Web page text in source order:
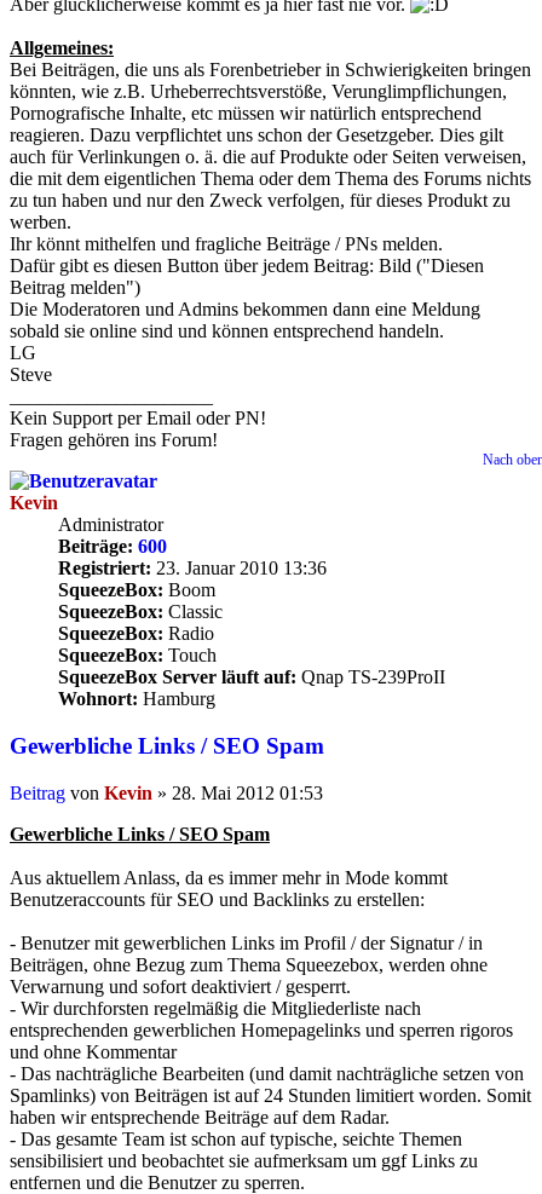
Aber glücklicherweise kommt es ja hier fast nie vor.
Allgemeines:
Bei Beiträgen, die uns als Forenbetrieber in Schwierigkeiten bringen
könnten, wie z.B. Urheberrechtsverstöße, Verunglimpflichungen,
Pornografische Inhalte, etc müssen wir natürlich entsprechend
reagieren. Dazu verpflichtet uns schon der Gesetzgeber. Dies gilt
auch für Verlinkungen o. ä. die auf Produkte oder Seiten verweisen,
die mit dem eigentlichen Thema oder dem Thema des Forums nichts
zu tun haben und nur den Zweck verfolgen, für dieses Produkt zu
werben.
Ihr könnt mithelfen und fragliche Beiträge / PNs melden.
Dafür gibt es diesen Button über jedem Beitrag: Bild ("Diesen
Beitrag melden")
Die Moderatoren und Admins bekommen dann eine Meldung
sobald sie online sind und können entsprechend handeln.
LG
Steve
Kein Support per Email oder PN!
Fragen gehören ins Forum!
Nach
Kevin
Administrator
Beiträge: 600
Registriert: 23. Januar 2010 13:36
SqueezeBox: Boom
SqueezeBox: Classic
SqueezeBox: Radio
SqueezeBox: Touch
SqueezeBox Server läuft auf: Qnap TS-239ProII
Wohnort: Hamburg
Gewerbliche Links / SEO Spam
Beitrag von Kevin » 28. Mai 2012 01:53
Gewerbliche Links / SEO Spam
Aus aktuellem Anlass, da es immer mehr in Mode kommt
Benutzeraccounts für SEO und Backlinks zu erstellen:
- Benutzer mit gewerblichen Links im Profil / der Signatur / in
Beiträgen, ohne Bezug zum Thema Squeezebox, werden ohne
Verwarnung und sofort deaktiviert / gesperrt.
- Wir durchforsten regelmäßig die Mitgliederliste nach
entsprechenden gewerblichen Homepagelinks und sperren rigoros
und ohne Kommentar
- Das nachträgliche Bearbeiten (und damit nachträgliche setzen von
Spamlinks) von Beiträgen ist auf 24 Stunden limitiert worden. Somit
haben wir entsprechende Beiträge auf dem Radar.
- Das gesamte Team ist schon auf typische, seichte Themen
sensibilisiert und beobachtet sie aufmerksam um ggf Links zu
entfernen und die Benutzer zu sperren.